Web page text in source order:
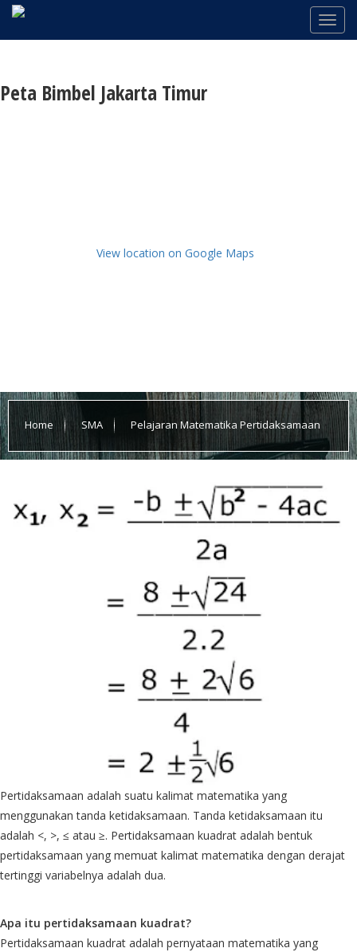
Peta Bimbel Jakarta Timur
View location on Google Maps
Home SMA Pelajaran Matematika Pertidaksamaan
Pertidaksamaan adalah suatu kalimat matematika yang
menggunakan tanda ketidaksamaan. Tanda ketidaksamaan itu
adalah <, >, ≤ atau ≥. Pertidaksamaan kuadrat adalah bentuk
pertidaksamaan yang memuat kalimat matematika dengan derajat
tertinggi variabelnya adalah dua.
Apa itu pertidaksamaan kuadrat?
Pertidaksamaan kuadrat adalah pernyataan matematika yang